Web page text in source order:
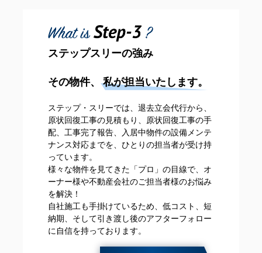
ステップスリーの強み
その物件、 私が担当いたします。
ステップ・スリーでは、退去立会代行から、
原状回復工事の見積もり、原状回復工事の手
配、工事完了報告、入居中物件の設備メンテ
ナンス対応までを、ひとりの担当者が受け持
っています。
様々な物件を見てきた「プロ」の目線で、オ
ーナー様や不動産会社のご担当者様のお悩み
を解決！
自社施工も手掛けているため、低コスト、短
納期、そして引き渡し後のアフターフォロー
に自信を持っております。